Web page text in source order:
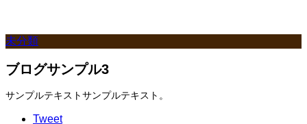
未分類
ブログサンプル3
サンプルテキストサンプルテキスト。
Tweet